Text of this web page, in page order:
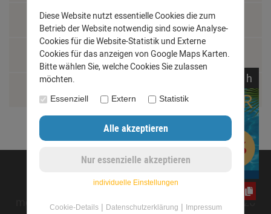
Jobs
Montage und Installationshilfen
©opyright 2020 - www.dachrinnen-shop.de
h
ified eCommerce Shopsoftware © 2009-2026
Diese Website nutzt essentielle Cookies die zum
Betrieb der Website notwendig sind sowie Analyse-
Cookies für die Website-Statistik und Externe
Cookies für das anzeigen von Google Maps Karten.
Bitte wählen Sie, welche Cookies Sie zulassen
möchten.
Essenziell Extern Statistik
individuelle Einstellungen
Cookie-Details| Datenschutzerklärung | Impressum